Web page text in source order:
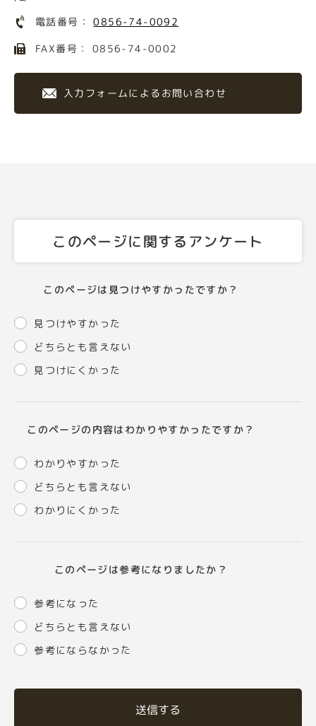
電話番号：0856-74-0092
FAX番号： 0856-74-0002
入力フォームによるお問い合わせ
このページに関するアンケート
このページは見つけやすかったですか？
見つけやすかった
どちらとも言えない
見つけにくかった
このページの内容はわかりやすかったですか？
わかりやすかった
どちらとも言えない
わかりにくかった
このページは参考になりましたか？
参考になった
どちらとも言えない
参考にならなかった
送信する